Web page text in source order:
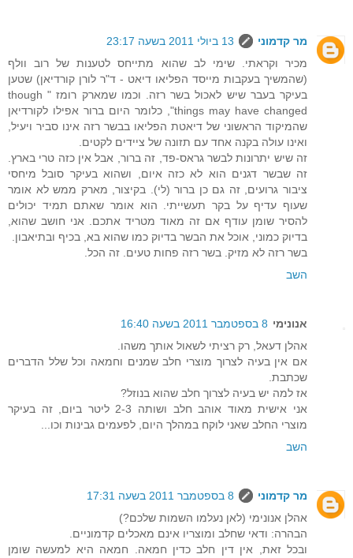
מר קדמוני
13 ביולי 2011 בשעה 23:17
מכיר וקראתי. שימי לב שהוא מתייחס לטענות של רוב וולף
(שהמשיך בעקבות מייסד הפליאו דיאט - ד"ר לורן קורדיאן) שטען
בעיקר בעבר שיש לאכול בשר רזה. וכמו שמארק רומז " though
things may have changed", כלומר היום ברור אפילו לקורדיאן
שהמיקוד הראשוני של דיאטת הפליאו בבשר רזה אינו סביר ויעיל,
ואינו עולה בקנה אחד עם תזונה של ציידים לקטים.
זה שיש יתרונות לבשר גראס-פד, זה ברור, אבל אין כזה טרי בארץ.
זה שבשר דגנים הוא לא כזה איום, ושהוא בעיקר סובל מיחסי
ציבור גרועים, זה גם כן ברור (לי). בקיצור, מארק ממש לא אומר
שעוף עדיף על בקר תעשייתי. הוא אומר שאתם תמיד יכולים
להסיר שומן עודף אם זה מאוד מטריד אתכם. אני חושב שהוא,
בדיוק כמוני, אוכל את הבשר בדיוק כמו שהוא בא, בכיף ובתיאבון.
בשר רזה לא מזיק. בשר רזה פחות טעים. זה הכל.
השב
אנונימי 8 בספטמבר 2011 בשעה 16:40
אהלן דעאל, רק רציתי לשאול אותך משהו.
אם אין בעיה לצרוך מוצרי חלב שמנים וחמאה וכל שלל הדברים
שכתבת.
אז למה יש בעיה לצרוך חלב שהוא בנוזל?
אני אישית מאוד אוהב חלב ושותה 2-3 ליטר ביום, זה בעיקר
מוצרי החלב שאני לוקח במהלך היום, לפעמים גבינות וכו...
השב
מר קדמוני
8 בספטמבר 2011 בשעה 17:31
אהלן אנונימי (לאן נעלמו השמות שלכם?)
הבהרה: ודאי שחלב ומוצריו אינם מאכלים קדמוניים.
ובכל זאת, אין דין חלב כדין חמאה. חמאה היא למעשה שומן